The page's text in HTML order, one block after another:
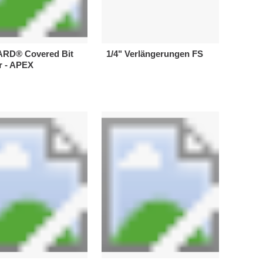
Covered Bit
- APEX
1/4" Verlängerungen FS